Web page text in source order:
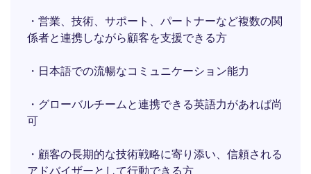
・営業、技術、サポート、パートナーなど複数の関
係者と連携しながら顧客を支援できる方
・日本語での流暢なコミュニケーション能力
・グローバルチームと連携できる英語力があれば尚
可
・顧客の長期的な技術戦略に寄り添い、信頼される
アドバイザーとして行動できる方